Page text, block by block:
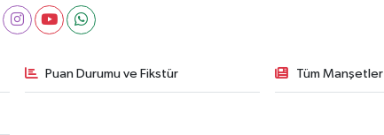
Puan Durumu ve Fikstür Tüm Manşetler